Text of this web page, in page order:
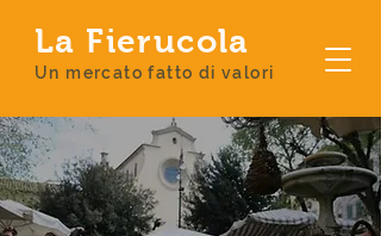
La Fierucola
Un mercato fatto di valori